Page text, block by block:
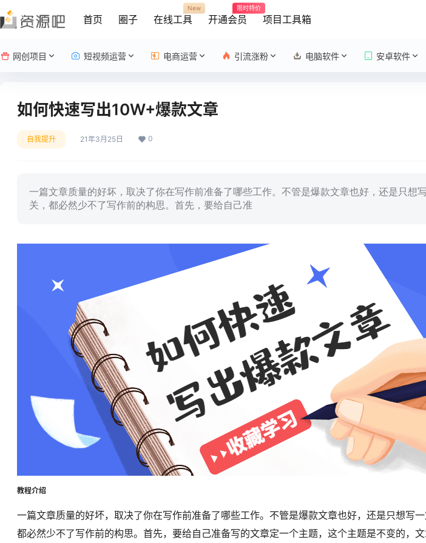
首页 圈子 在线工具
New
开通会员
限时特价
项目工具箱
网创项目 短视频运营 电商运营 引流涨粉 电脑软件 安卓软件
如何快速写出10W+爆款文章
自我提升 21年3月25日 0
一篇文章质量的好坏，取决了你在写作前准备了哪些工作。不管是爆款文章也好，还是只想
关，都必然少不了写作前的构思。首先，要给自己准
教程介绍
一篇文章质量的好坏，取决了你在写作前准备了哪些工作。不管是爆款文章也好，还是只想写
都必然少不了写作前的构思。首先，要给自己准备写的文章定一个主题，这个主题是不变的，